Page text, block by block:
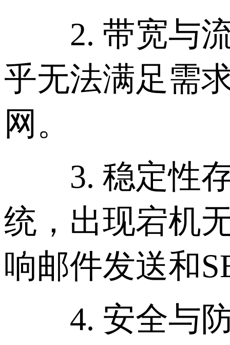
2. 带宽与流
乎无法满足需
网。
3. 稳定性存
统，出现宕机
响邮件发送和
4. 安全与防